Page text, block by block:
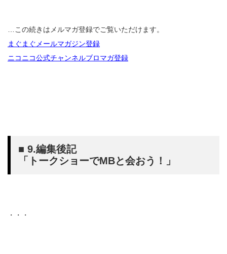
…この続きはメルマガ登録でご覧いただけます。
まぐまぐメールマガジン登録
ニコニコ公式チャンネルブロマガ登録
■ 9.編集後記
「トークショーでMBと会おう！」
・・・